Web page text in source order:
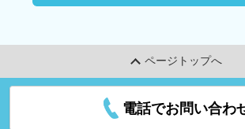
ページトップへ
電話でお問い合わ